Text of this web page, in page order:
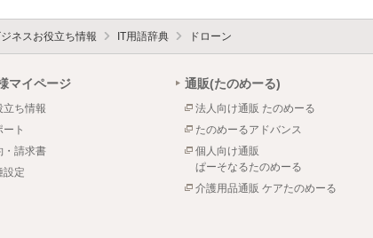
ジネスお役立ち情報 IT用語辞典 ドローン
マイページ
立ち情報
ート
・請求書
設定
通販(たのめーる)
法人向け通販 たのめーる
たのめーるアドバンス
個人向け通販
ぱーそなるたのめーる
介護用品通販 ケアたのめーる